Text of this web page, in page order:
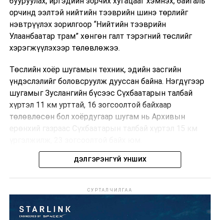
байгууллагуудад
ажлын байрны
дүгнэлт гаргах
мэрэгч устгал,
ариутгалын үйл
ажиллагаа эрхлэх
байгууллагуудад
ажлын байрны
17
Эрүүл мэндийн
чиглэлээр
ажиллагаа эрхлэх
(Шинээр олгох,
орчинд ээлтэй нийтийн тээврийн шинэ төрлийг
нэвтрүүлэх зорилгоор “Нийтийн тээврийн
Улаанбаатар трам” хөнгөн галт тэрэгний төслийг
хэрэгжүүлэхээр төлөвлөжээ.
Төслийн хоёр шугамын техник, эдийн засгийн
үндэслэлийг боловсруулж дууссан байна. Нэгдүгээр
шугамыг Зуслангийн бүсээс Сүхбаатарын талбай
хүртэл 11 км урттай, 16 зогсоолтой байхаар
төлөвлөсөн бол хоёрдугаар шугам нь Архивын
ерөнхий газраас Сүхбаатарын талбай хүртэл 15 км
Төслийг бүрэн хэрэгжүүлснээр цагт 10-12 мянган
тооцоо гарчээ.
ДЭЛГЭРЭНГҮЙ УНШИХ
СУРТАЛЧИЛГАА